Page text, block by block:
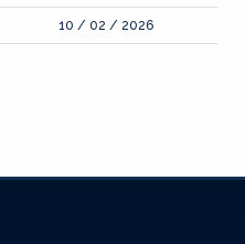
10 / 02 / 2026